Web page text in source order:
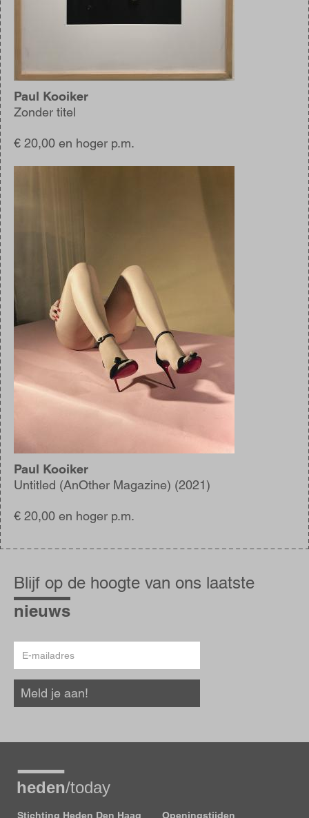
Paul Kooiker
Zonder titel
€ 20,00 en hoger p.m.
Paul Kooiker
Untitled (AnOther Magazine) (2021)
€ 20,00 en hoger p.m.
op
de
hoogte
Blijf op de hoogte van ons laatste
nieuws
mailadres
Meld je aan!
Stichting Heden Den Haag Openingstijden